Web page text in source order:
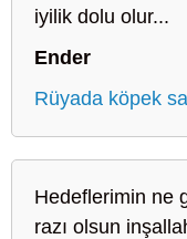
iyilik dolu olur...
Ender
Rüyada köpek
Hedeflerimin ne
razı olsun